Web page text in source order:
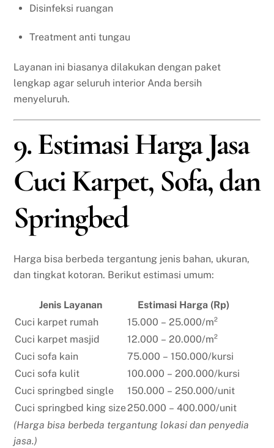
Disinfeksi ruangan
Treatment anti tungau
Layanan ini biasanya dilakukan dengan paket
lengkap agar seluruh interior Anda bersih
menyeluruh.
9. Estimasi Harga Jasa
Cuci Karpet, Sofa, dan
Springbed
Harga bisa berbeda tergantung jenis bahan, ukuran,
dan tingkat kotoran. Berikut estimasi umum:
Jenis Layanan
Estimasi Harga (Rp)
Cuci karpet rumah
15.000 – 25.000/m²
Cuci karpet masjid
12.000 – 20.000/m²
Cuci sofa kain
75.000 – 150.000/kursi
Cuci sofa kulit
100.000 – 200.000/kursi
Cuci springbed single
150.000 – 250.000/unit
Cuci springbed king size250.000 – 400.000/unit
(Harga bisa berbeda tergantung lokasi dan penyedia
jasa.)